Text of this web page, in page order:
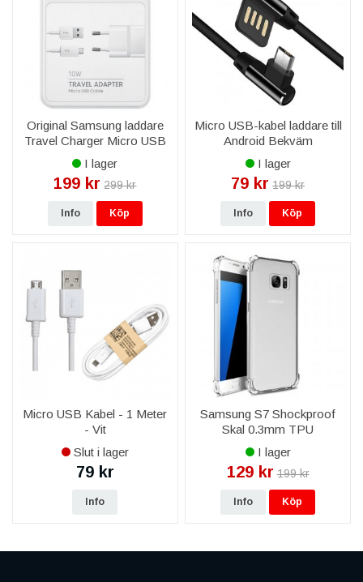
Original Samsung laddare
Travel Charger Micro USB
EP-TA12EWEUGWW - Vit
I lager
199 kr 299 kr
Info Köp
Micro USB-kabel laddare till
Android Bekväm
Utformning - Svart
I lager
79 kr 199 kr
Info Köp
Micro USB Kabel - 1 Meter
- Vit
Slut i lager
79 kr
Info
Samsung S7 Shockproof
Skal 0.3mm TPU
Transparent
I lager
129 kr 199 kr
Info Köp